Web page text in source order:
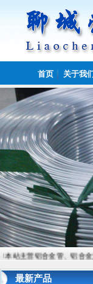
首页 关于我
主营铝合金管、铝合金
最新产品